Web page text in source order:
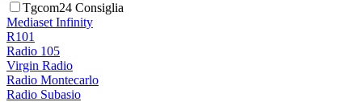
Tgcom24 Consiglia
Mediaset Infinity
R101
Radio 105
Virgin Radio
Radio Montecarlo
Radio Subasio